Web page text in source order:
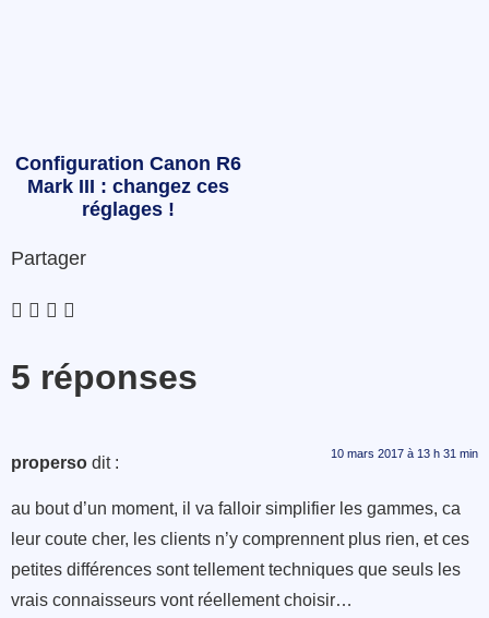
Configuration Canon R6
Mark III : changez ces
réglages !
Partager
5 réponses
properso dit : 10 mars 2017 à 13 h 31 min
au bout d’un moment, il va falloir simplifier les gammes, ca
leur coute cher, les clients n’y comprennent plus rien, et ces
petites différences sont tellement techniques que seuls les
vrais connaisseurs vont réellement choisir…